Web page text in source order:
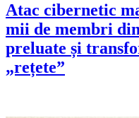
Atac cibernetic
mii de membri
preluate și
„rețete”